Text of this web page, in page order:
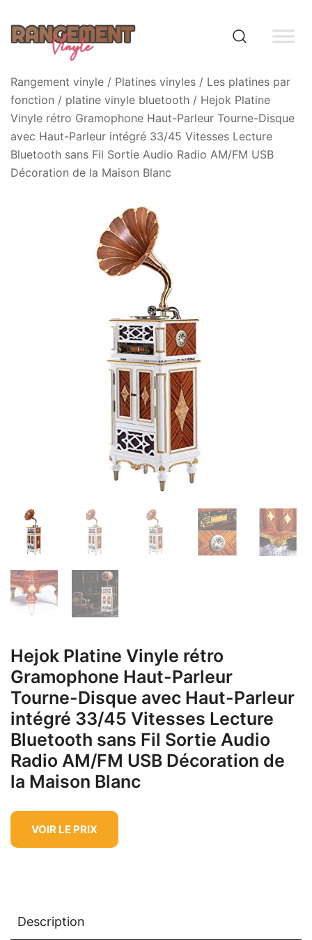
content
Rangement vinyle
Rangement vinyle / Platines vinyles / Les platines par
fonction / platine vinyle bluetooth / Hejok Platine
Vinyle rétro Gramophone Haut-Parleur Tourne-Disque
avec Haut-Parleur intégré 33/45 Vitesses Lecture
Bluetooth sans Fil Sortie Audio Radio AM/FM USB
Décoration de la Maison Blanc
Hejok Platine Vinyle rétro
Gramophone Haut-Parleur
Tourne-Disque avec Haut-Parleur
intégré 33/45 Vitesses Lecture
Bluetooth sans Fil Sortie Audio
Radio AM/FM USB Décoration de
la Maison Blanc
VOIR LE PRIX
Description